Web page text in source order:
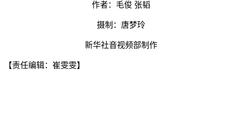
作者：毛俊 张韬
摄制：唐梦玲
新华社音视频部制作
【责任编辑：崔雯雯】